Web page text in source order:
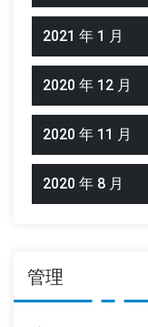
2021 年 1 月
2020 年 12 月
2020 年 11 月
2020 年 8 月
管理